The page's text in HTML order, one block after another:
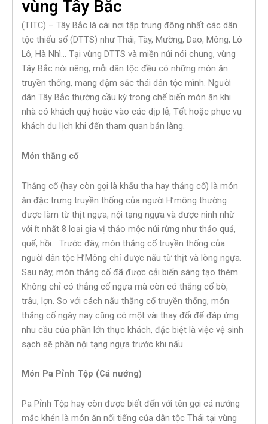
vùng Tây Bắc
(TITC) – Tây Bắc là cái nơi tập trung đông nhất các dân
tộc thiểu số (DTTS) như Thái, Tày, Mường, Dao, Mông, Lô
Lô, Hà Nhì… Tại vùng DTTS và miền núi nói chung, vùng
Tây Bắc nói riêng, mỗi dân tộc đều có những món ăn
truyền thống, mang đậm sắc thái dân tộc mình. Người
dân Tây Bắc thường cầu kỳ trong chế biến món ăn khi
nhà có khách quý hoặc vào các dịp lễ, Tết hoặc phục vụ
khách du lịch khi đến tham quan bản làng.
Món thắng cố
Thắng cố (hay còn gọi là khấu tha hay thảng cố) là món
ăn đặc trưng truyền thống của người H’mông thường
được làm từ thịt ngựa, nội tạng ngựa và được ninh nhừ
với ít nhất 8 loại gia vị thảo mộc núi rừng như thảo quả,
quế, hồi… Trước đây, món thắng cố truyền thống của
người dân tộc H’Mông chỉ được nấu từ thịt và lòng ngựa.
Sau này, món thắng cố đã được cải biến sáng tạo thêm.
Không chỉ có thắng cố ngựa mà còn có thắng cố bò,
trâu, lợn. So với cách nấu thắng cố truyền thống, món
thắng cố ngày nay cũng có một vài thay đổi để đáp ứng
nhu cầu của phần lớn thực khách, đặc biệt là việc vệ sinh
sạch sẽ phần nội tạng ngựa trước khi nấu.
Món Pa Pỉnh Tộp (Cá nướng)
Pa Pỉnh Tộp hay còn được biết đến với tên gọi cá nướng
mắc khén là món ăn nổi tiếng của dân tộc Thái tại vùng